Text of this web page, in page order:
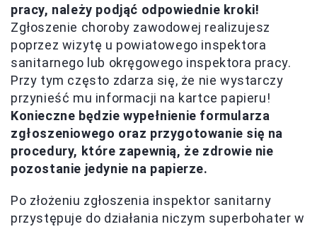
pracy, należy podjąć odpowiednie kroki!
Zgłoszenie choroby zawodowej realizujesz
poprzez wizytę u powiatowego inspektora
sanitarnego lub okręgowego inspektora pracy.
Przy tym często zdarza się, że nie wystarczy
przynieść mu informacji na kartce papieru!
Konieczne będzie wypełnienie formularza
zgłoszeniowego oraz przygotowanie się na
procedury, które zapewnią, że zdrowie nie
pozostanie jedynie na papierze.
Po złożeniu zgłoszenia inspektor sanitarny
przystępuje do działania niczym superbohater w